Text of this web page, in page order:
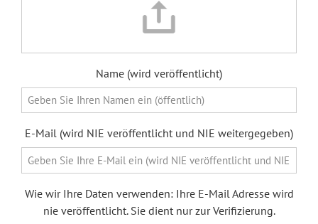
Name (wird veröffentlicht)
E-Mail (wird NIE veröffentlicht und NIE weitergegeben)
Wie wir Ihre Daten verwenden: Ihre E-Mail Adresse wird
nie veröffentlicht. Sie dient nur zur Verifizierung.